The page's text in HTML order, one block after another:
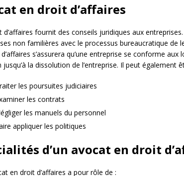
en droit d’affaires
d’affaires fournit des conseils juridiques aux
non familières avec le processus bureaucratique de
d’affaires s’assurera qu’une entreprise se conforme
jusqu’à la dissolution de l’entreprise. Il peut également
les poursuites judiciaires
les contrats
les manuels du personnel
appliquer les politiques
d’un avocat en droit
en droit d’affaires a pour rôle de :